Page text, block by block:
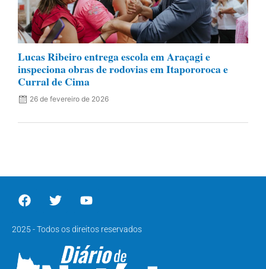
Lucas Ribeiro entrega escola em Araçagi e
inspeciona obras de rodovias em Itapororoca e
Curral de Cima
26 de fevereiro de 2026
2025 - Todos os direitos reservados